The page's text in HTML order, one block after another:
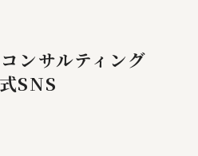
ンサルティング
SNS